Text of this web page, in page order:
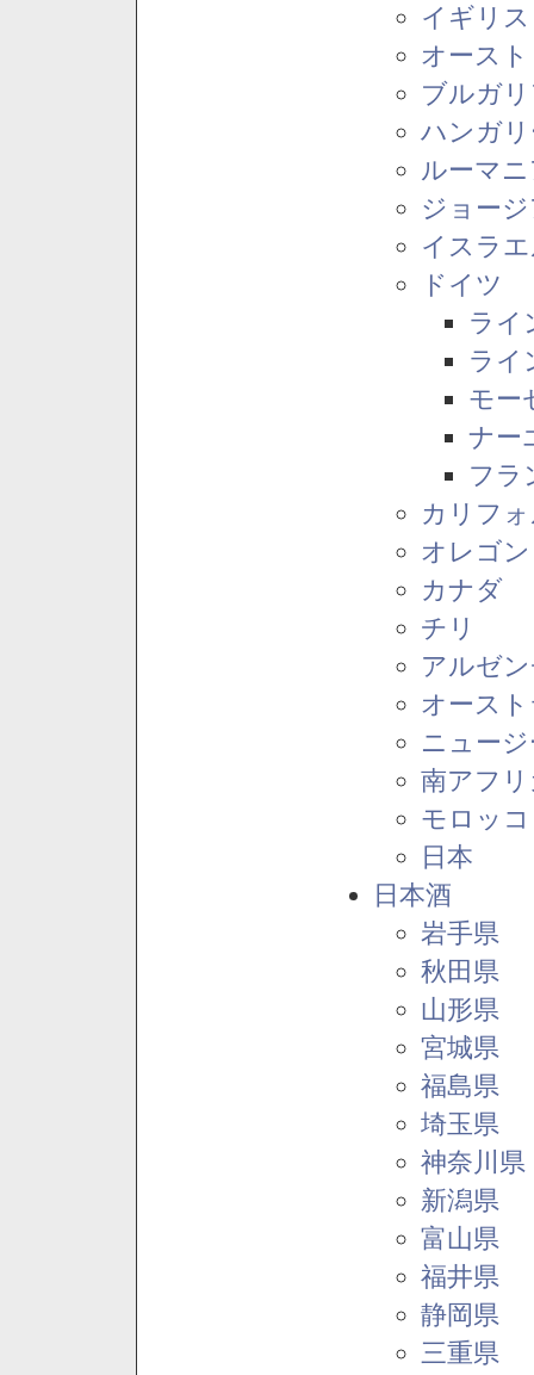
イギリス
オース
ブルガ
ハンガ
ルーマ
ジョー
イスラ
ドイツ
ライ
ライ
モー
ナー
フラ
カリフ
オレゴ
カナダ
チリ
アルゼ
オース
ニュー
南アフ
モロッコ
日本
日本酒
岩手県
秋田県
山形県
宮城県
福島県
埼玉県
神奈川県
新潟県
富山県
福井県
静岡県
三重県